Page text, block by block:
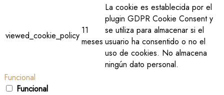
viewed_cookie_policy 11
meses
La cookie es establecida por el
plugin GDPR Cookie Consent y
se utiliza para almacenar si el
usuario ha consentido o no el
uso de cookies. No almacena
ningún dato personal.
Funcional
Funcional